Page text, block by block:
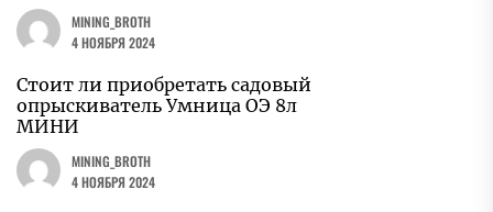
MINING_BROTH
4 НОЯБРЯ 2024
Стоит ли приобретать садовый
опрыскиватель Умница ОЭ 8л
МИНИ
MINING_BROTH
4 НОЯБРЯ 2024